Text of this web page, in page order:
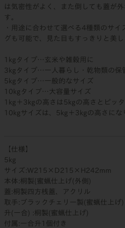
は気密性がよく、また倒しても蓋が
す。
・用途に合わせて選べる4種類のサ
グも可能で、見た目もすっきりと美し
1kgタイプ…玄米や雑穀用に
3kgタイプ…一人暮らし・乾物類の保
5kgタイプ…一般的なサイズ
10kgタイプ…大容量サイズ
1kg＋3kgの高さは5kgの高さとピッタ
10kgサイズは、5kg＋3kgの高さにな
【仕様】
5kg
サイズ:W215×D215×H242mm
本体:桐製{蜜蝋仕上げ(外側)
蓋:桐製四方桟蓋、アクリル
取手:ブラックチェリー製(蜜蝋仕上げ)
升(一合) :桐製(蜜蝋仕上げ)
付属:一合升1個付き